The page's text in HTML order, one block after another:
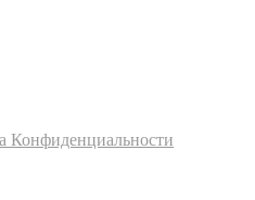
Конфиденциальности